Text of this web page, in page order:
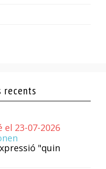
recents
23-07-2026
"quin